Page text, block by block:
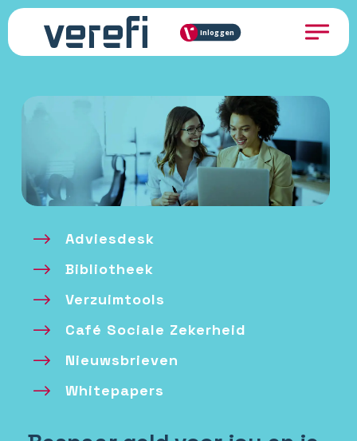
Inloggen
Adviesdesk
Bibliotheek
Verzuimtools
Café Sociale Zekerheid
Nieuwsbrieven
Whitepapers